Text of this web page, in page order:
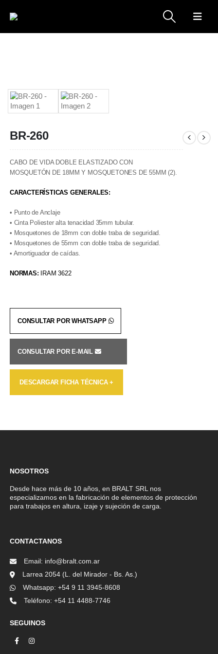
BR-260
CABO DE VIDA DOBLE ELASTIZADO CON
MOSQUETÓN DE 18MM Y MOSQUETONES DE 55MM (2).
CARACTERÍSTICAS GENERALES:
• Punto de Anclaje
• Cinta Poliester alta tenacidad 35mm tubular.
• Mosquetones de 18mm con doble traba de seguridad.
• Mosquetones de 55mm con doble traba de seguridad.
• Amortiguador de caídas.
NORMAS: IRAM 3622
CONSULTAR POR WHATSAPP
CONSULTAR POR E-MAIL
DESCARGAR FICHA TÉCNICA +
NOSOTROS
Desde hace más de 10 años, en BRALT SRL nos
especializamos en la fabricación de elementos de protección
para trabajos en altura, izaje y sujeción de carga.
CONTACTANOS
Email: info@bralt.com.ar
Larrea 2054 (L. del Mirador - Bs. As.)
Whatsapp: +54 9 11 3945-8608
Teléfono: +54 11 4488-7746
SEGUINOS